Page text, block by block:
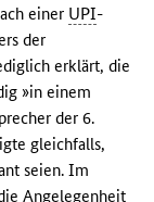
einer UPI-
der
erklärt, die
»in einem
der 6.
gleichfalls,
seien. Im
Angelegenheit